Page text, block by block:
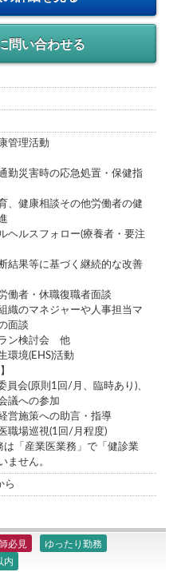
問い合わせる
管理活動
勤災害時の応急処置・保健指
、健康相談その他労働者の健
ヘルスフォロー(療養者・要注
結果等に基づく継続的な改善
働者・休職復職者面談
織のマネジャーや人事担当マ
面談
ン検討会 他
環境(EHS)活動
会(原則1回/月、臨時あり)、
議への参加
施策への助言・指導
場巡視(1回/月程度)
は「産業医業務」で「健診業
ません。
ら
必見
ゆったり勤務
内